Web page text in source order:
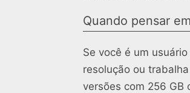
Quando pensar
Se você é um
resolução ou
versões com 256 GB